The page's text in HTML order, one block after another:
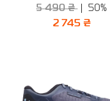
5 490 ₴ 50%
2 745 ₴